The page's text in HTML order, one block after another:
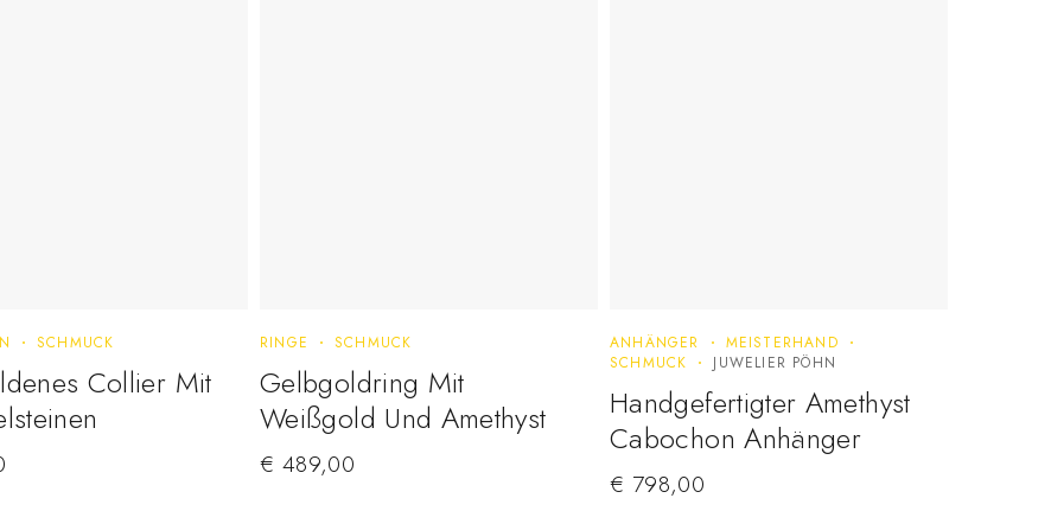
SCHMUCK
Collier Mit
RINGE SCHMUCK
Gelbgoldring Mit
Weißgold Und Amethyst
€ 489,00
ANHÄNGER
MEISTERHAND
SCHMUCK
JUWELIER PÖHN
Handgefertigter Amethyst
Cabochon Anhänger
€ 798,00